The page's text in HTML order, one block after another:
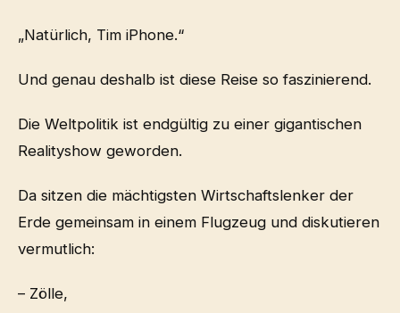
„Natürlich, Tim iPhone.“
Und genau deshalb ist diese Reise so faszinierend.
Die Weltpolitik ist endgültig zu einer gigantischen
Realityshow geworden.
Da sitzen die mächtigsten Wirtschaftslenker der
Erde gemeinsam in einem Flugzeug und diskutieren
vermutlich:
– Zölle,